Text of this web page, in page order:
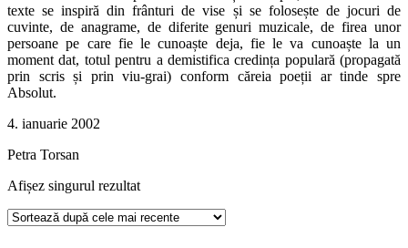
texte se inspiră din frânturi de vise și se folosește de jocuri de
cuvinte, de anagrame, de diferite genuri muzicale, de firea unor
persoane pe care fie le cunoaște deja, fie le va cunoaște la un
moment dat, totul pentru a demistifica credința populară (propagată
prin scris și prin viu-grai) conform căreia poeții ar tinde spre
Absolut.
4. ianuarie 2002
Petra Torsan
Afișez singurul rezultat